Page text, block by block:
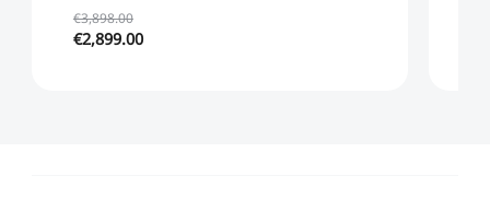
€3,898.00
€2,899.00